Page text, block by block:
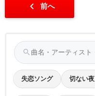
chevron_left 前へ
search
失恋ソング 切ない夜